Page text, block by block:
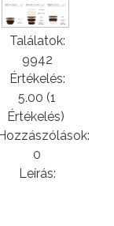
Találatok:
9942
Értékelés:
5.00 (1
Értékelés)
0
Leírás: